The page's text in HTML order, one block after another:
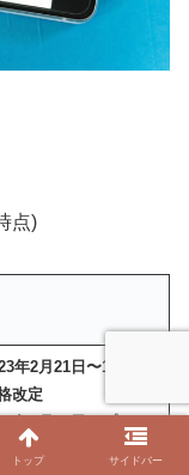
点)
年2月21日〜1080円
改定
員の料金が980円に改
トップ サイドバー